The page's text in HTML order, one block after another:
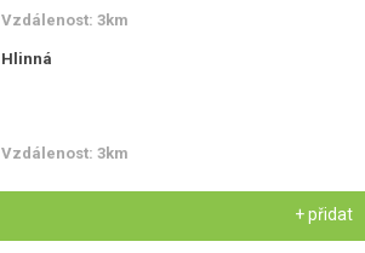
Vzdálenost: 3km
Hlinná
Vzdálenost: 3km
+ přidat